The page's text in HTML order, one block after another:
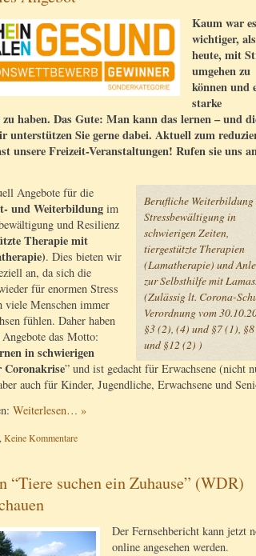
Kaum war es
wichtiger, als
heute, mit
umgehen zu
können und
starke
haben. Das Gute: Man kann das lernen – und
unterstützen Sie gerne dabei. Aktuell zum
unsere Freizeit-Veranstaltungen! Rufen sie uns
Berufliche Weiterbildung
Stressbewältigung in
schwierigen Zeiten,
tiergestützte Therapien
(Lamatherapie) und
zur Selbsthilfe mit Lamas.
(Zulässig lt. Corona-
Verordnung vom
§3 (2), (4) und §7 (1),
und §12 (2) )
Angebote für die
und Weiterbildung im
und Resilienz
Therapie mit
. Dies bieten wir
an, da sich die
für enormen Stress
viele Menschen immer
fühlen. Daher haben
das Motto:
in schwierigen
Coronakrise” und ist gedacht für Erwachsene (nicht
auch für Kinder, Jugendliche, Erwachsene und
Weiterlesen… »
Keine Kommentare
“Tiere suchen ein Zuhause” (WDR)
Der Fernsehbericht kann jetzt
online angesehen werden.